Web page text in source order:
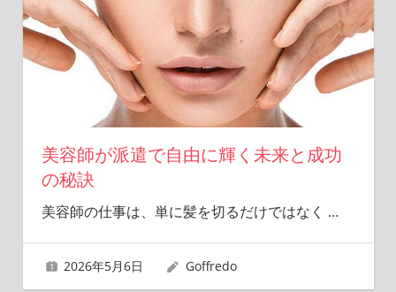
美容師が派遣で自由に輝く未来と成功
の秘訣
美容師の仕事は、単に髪を切るだけではなく …
2026年5月6日 Goffredo